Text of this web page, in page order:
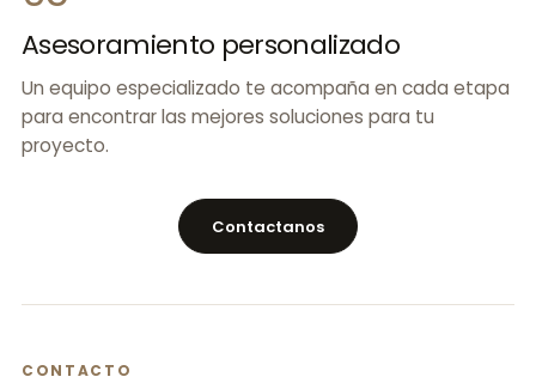
Asesoramiento personalizado
Un equipo especializado te acompaña en cada etapa
para encontrar las mejores soluciones para tu
proyecto.
Contactanos
CONTACTO